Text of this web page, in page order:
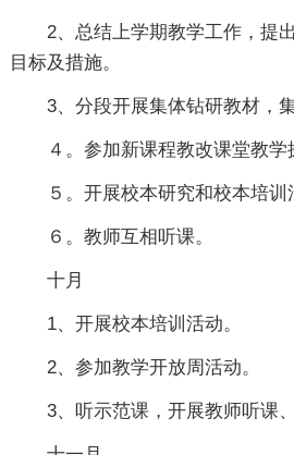
2、总结上学期教学工作，提
目标及措施。
3、分段开展集体钻研教材，
４。参加新课程教改课堂教学
５。开展校本研究和校本培训
６。教师互相听课。
十月
1、开展校本培训活动。
2、参加教学开放周活动。
3、听示范课，开展教师听课